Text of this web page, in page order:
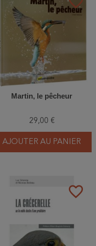
Martin, le pêcheur
29,00 €
AJOUTER AU PANIER
favorite_border